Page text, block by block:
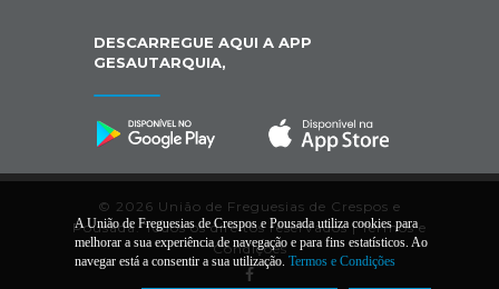
DESCARREGUE AQUI A APP
GESAUTARQUIA,
© 2026 União de Freguesias de Crespos e
Pousada. Todos os direitos reservados |Termos e
Condições
A União de Freguesias de Crespos e Pousada utiliza cookies para
melhorar a sua experiência de navegação e para fins estatísticos. Ao
navegar está a consentir a sua utilização. Termos e Condições